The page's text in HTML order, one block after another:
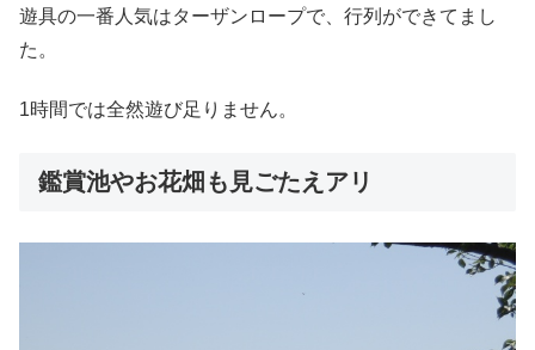
遊具の一番人気はターザンロープで、行列ができてまし
た。
1時間では全然遊び足りません。
鑑賞池やお花畑も見ごたえアリ